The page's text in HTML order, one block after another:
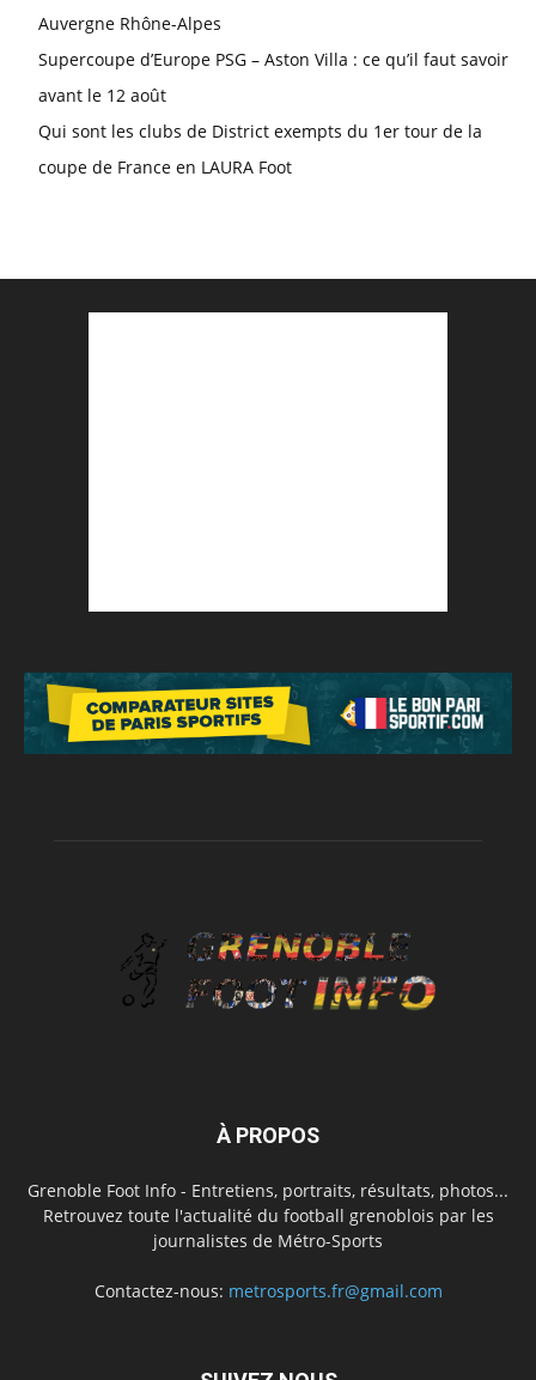
Auvergne Rhône-Alpes
Supercoupe d’Europe PSG – Aston Villa : ce qu’il faut savoir
avant le 12 août
Qui sont les clubs de District exempts du 1er tour de la
coupe de France en LAURA Foot
À PROPOS
Grenoble Foot Info - Entretiens, portraits, résultats, photos...
Retrouvez toute l'actualité du football grenoblois par les
journalistes de Métro-Sports
Contactez-nous: metrosports.fr@gmail.com